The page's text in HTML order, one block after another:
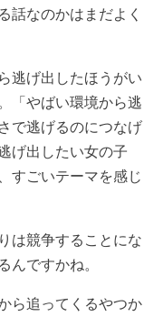
話なのかはまだよく
逃げ出したほうがい
「やばい環境から逃
で逃げるのにつなげ
げ出したい女の子
すごいテーマを感じ
は競争することにな
ですかね。
ら追ってくるやつか